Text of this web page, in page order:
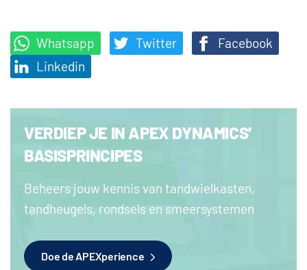
Whatsapp Twitter
Facebook
Linkedin
VERDIEP JE IN APEX DYNAMICS’
BASISPRINCIPES
Beheers jouw kennis van tandwielkasten,
tandheugels, rondsels en smeersystemen
Doe de APEXperience